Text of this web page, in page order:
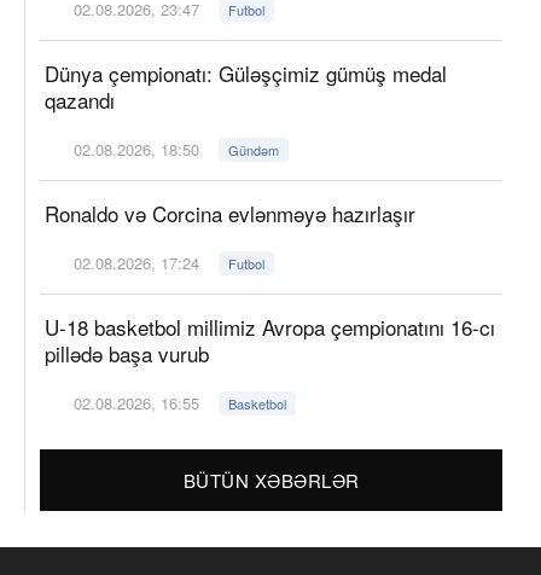
02.08.2026, 23:47 Futbol
Dünya çempionatı: Güləşçimiz gümüş medal
qazandı
02.08.2026, 18:50 Gündəm
Ronaldo və Corcina evlənməyə hazırlaşır
02.08.2026, 17:24 Futbol
U-18 basketbol millimiz Avropa çempionatını 16-cı
pillədə başa vurub
02.08.2026, 16:55 Basketbol
BÜTÜN XƏBƏRLƏR